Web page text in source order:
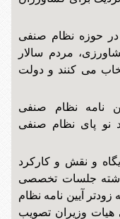
در حوزه نظام صنفی
مردم سالار
می کنند و دولت
نامه نظام صنفی
نو پای نظام صنفی
و نقش و کارکرد
جلسات تخصصی
زودتر آیین نامه نظام
وزیران تصویب